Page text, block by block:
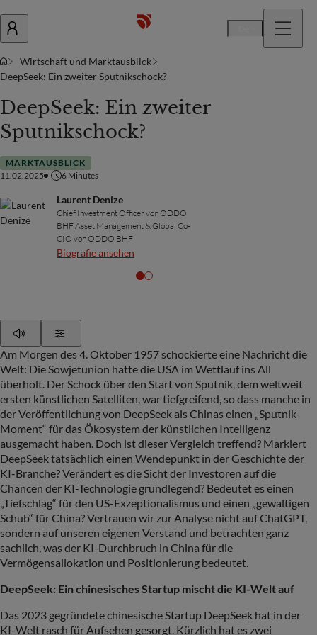
Wirtschaft und Marktausblick
DeepSeek: Ein zweiter Sputnikschock?
DeepSeek: Ein zweiter
Sputnikschock?
MARKTAUSBLICK
11.02.2025
6 Minutes
Laurent Denize
Chief Investment Officer von ODDO
BHF Asset Management & Global Co-
CIO von ODDO BHF
Biografie ansehen
Am Morgen des 4. Oktober 1957 schockierte eine Nachricht die
Welt: Die Sowjetunion hatte die USA im Wettlauf ins All
überholt. Der Schock über den Start von Sputnik, dem weltweit
ersten künstlichen Satelliten, war tiefgreifend, so dass manche in
der Veröffentlichung von DeepSeek als Chinas einen „Sputnik-
Moment“ für das Ökosystem der künstlichen Intelligenz
ausgemacht haben. Doch ist dieser Vergleich treffend? Markiert
DeepSeek tatsächlich einen Wendepunkt in der Geschichte der
KI-Branche? Verändert es die Sicht der Investoren auf die
Chancen der KI-Technologie grundlegend? Bedeutet es einen
„Tiefschlag“ für den US-Exzeptionalismus und einen „gewaltigen
Schub“ für China? Vertrauen wir zur Analyse nicht auf ChatGPT,
sondern auf unseren eigenen Verstand und betrachten ganz
sachlich, was der KI-Durchbruch in China für die
Vermögensallokation und Positionierung bedeutet.
DeepSeek: Ein chinesisches Startup mischt die KI-Welt auf
Das 2023 gegründete chinesische Startup DeepSeek hat in der
KI-Welt rasch für Aufsehen gesorgt. Kürzlich hat es zwei